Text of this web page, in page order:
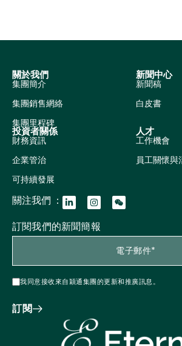
關於我們
集團簡介
集團銷售網絡
集團里程碑
新聞中心
新聞稿
白皮書
投資者關係
財務資訊
企業管治
可持續發展
人才
工作機會
員工關懷與
關注我們 ：
訂閱我們的新聞簡報
我同意接收來自穎通集團的更新和推廣訊息。
訂閱